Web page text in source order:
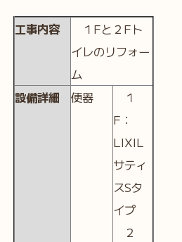
工事内容
１Fと２Fト
イレのリフォー
ム
設備詳細
便器
１
F：
LIXIL
サティ
スSタ
イプ
２